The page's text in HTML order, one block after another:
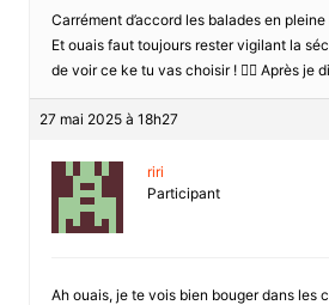
Carrément d’accord les balades en
Et ouais faut toujours rester vigilant la
de voir ce ke tu vas choisir ! 🚴‍♂️ Après je
27 mai 2025 à 18h27
riri
Participant
Ah ouais, je te vois bien bouger dans les